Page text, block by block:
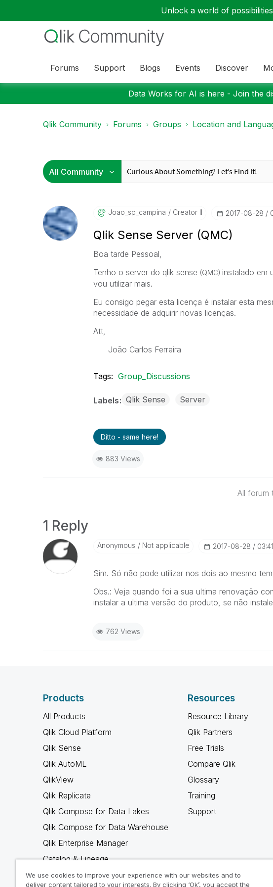
Unlock a world of
Forums Support Blogs Events Discover
Data Works for AI is here - Join the
Qlik Community Forums Groups Location and
Joao_sp_campina Creator II ‎2017-08-28
Qlik Sense Server (QMC)
Boa tarde Pessoal,
Tenho o server do qlik sense (QMC) instalado em
vou utilizar mais.
Eu consigo pegar esta licença é instalar esta
necessidade de adquirir novas licenças.
Att,
João Carlos Ferreira
Tags: Group_Discussions
Labels Qlik Sense Server
Ditto - same here!
883 Views
All forum
1 Reply
Anonymous Not applicable ‎2017-08-28
Sim. Só não pode utilizar nos dois ao mesmo
Obs.: Veja quando foi a sua ultima renovação
instalar a ultima versão do produto, se não
762 Views
Products
All Products
Qlik Cloud Platform
Qlik Sense
Qlik AutoML
QlikView
Qlik Replicate
Qlik Compose for Data Lakes
Qlik Compose for Data Warehouse
Qlik Enterprise Manager
Catalog & Lineage
Qlik Gold Client
Resources
Resource Library
Qlik Partners
Free Trials
Compare Qlik
Glossary
Training
Support
We use cookies to improve your experience with our websites and to
deliver content tailored to your interests. By clicking ‘Ok’, you accept the